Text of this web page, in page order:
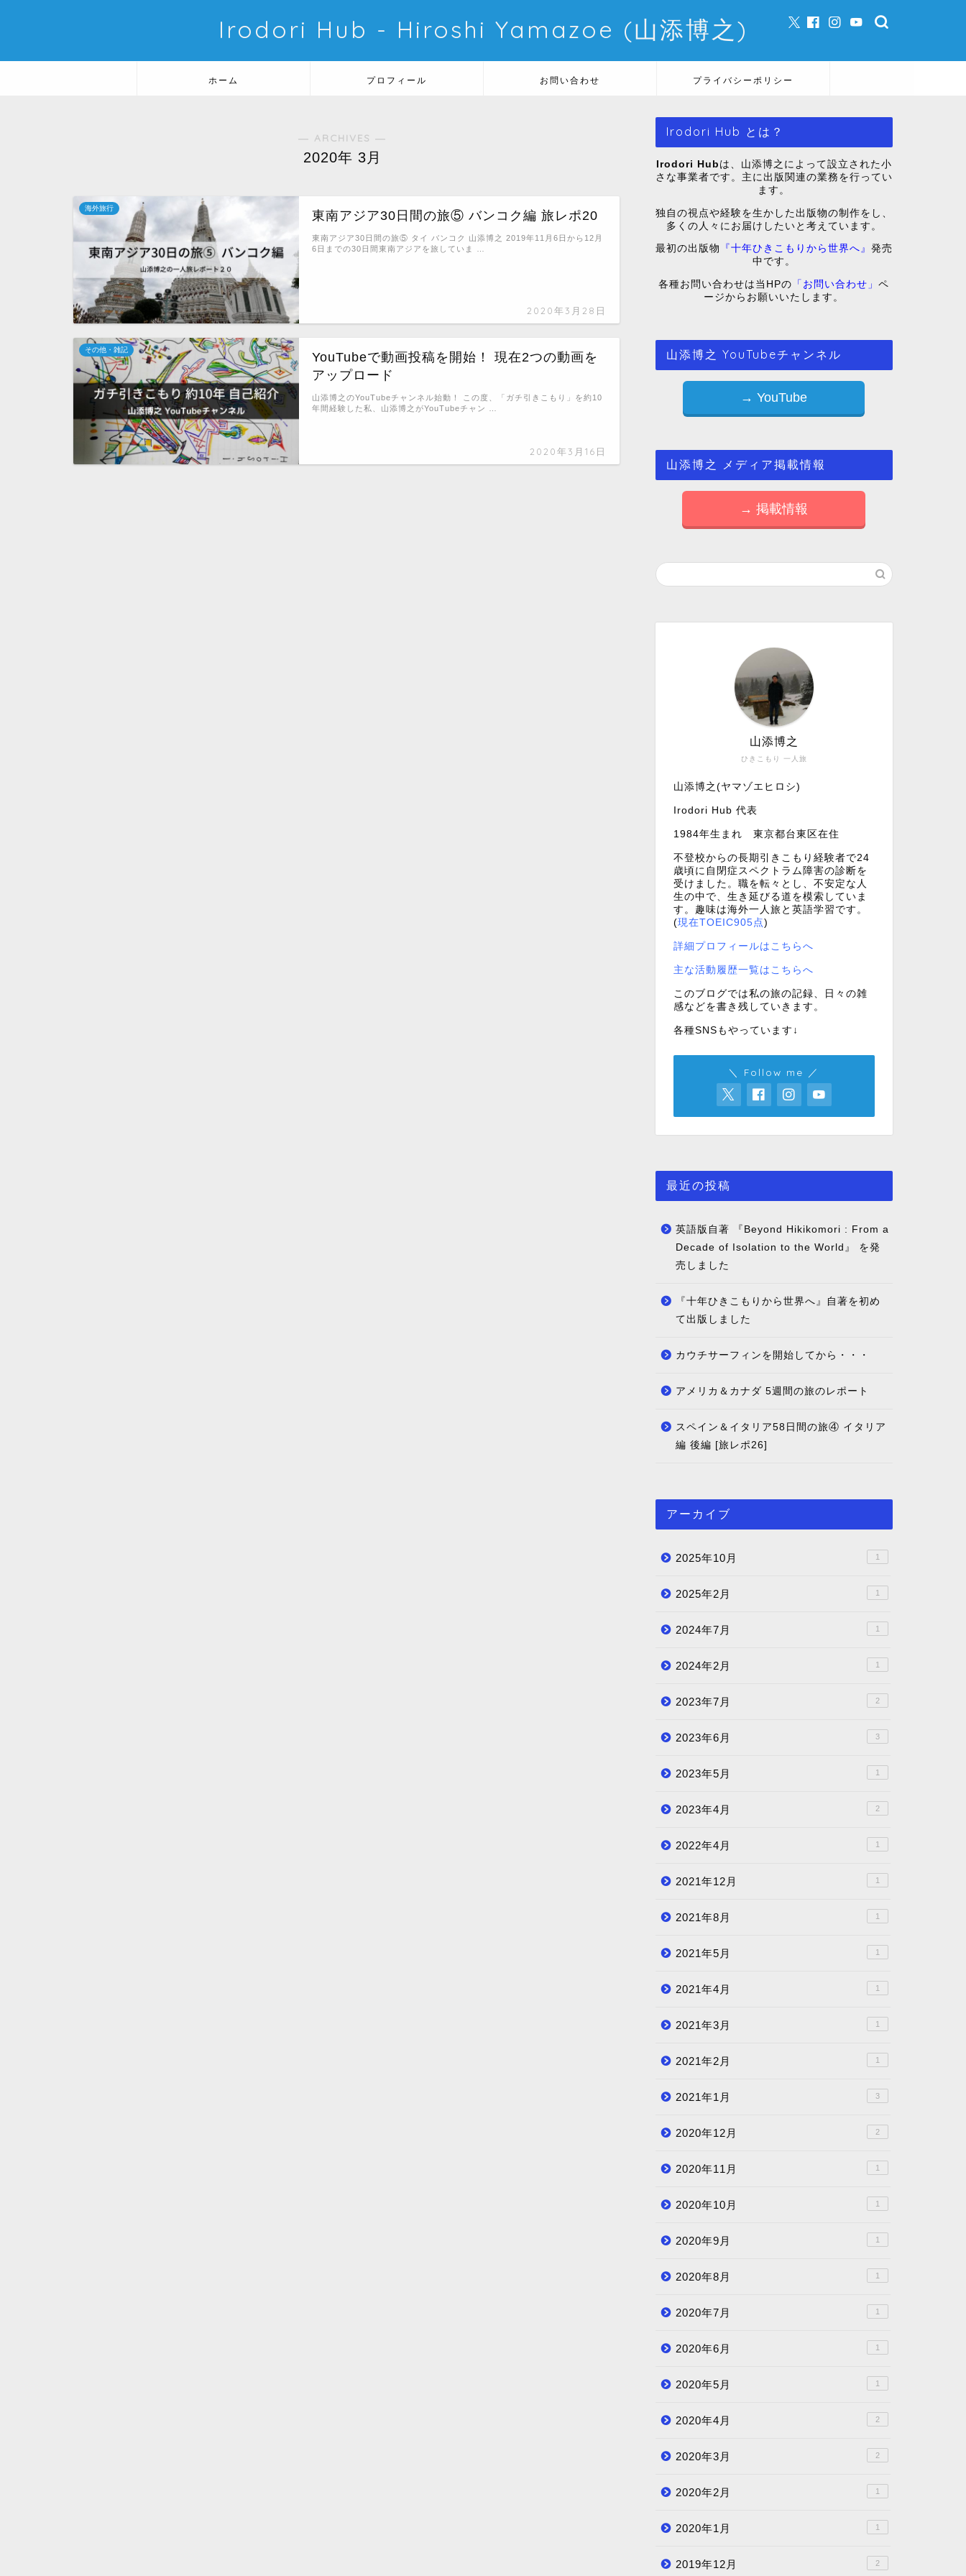
Irodori Hub - Hiroshi Yamazoe (山添博之)
ホーム プロフィール お問い合わせ プライバシーポリシー
― ARCHIVES ―
2020年 3月
海外旅行
東南アジア30日間の旅⑤ バンコク編 旅レポ20
2020年3月28日
東南アジア30日間の旅⑤ タイ バンコク 山添博之 2019年11月6日から12月
6日までの30日間東南アジアを旅していま …
その他・雑記
YouTubeで動画投稿を開始！ 現在2つの動画を
アップロード
2020年3月16日
山添博之のYouTubeチャンネル始動！ この度、「ガチ引きこもり」を約10
年間経験した私、山添博之がYouTubeチャン …
Irodori Hub とは？
Irodori Hub は、山添博之によって設立された小
さな事業者です。主に出版関連の業務を行ってい
ます。
独自の視点や経験を生かした出版物の制作をし、
多くの人々にお届けしたいと考えています。
最初の出版物 『十年ひきこもりから世界へ』 発売
中です。
各種お問い合わせは当HPの 「お問い合わせ」ペ
ージからお願いいたします。
山添博之 YouTubeチャンネル
→ YouTube
山添博之 メディア掲載情報
→ 掲載情報
ひきこもり 一人旅
山添博之
山添博之(ヤマゾエヒロシ)
Irodori Hub 代表
1984年生まれ 東京都台東区在住
不登校からの長期引きこもり経験者で24
歳頃に自閉症スペクトラム障害の診断を
受けました。職を転々とし、不安定な人
生の中で、生き延びる道を模索していま
す。趣味は海外一人旅と英語学習です。
(現在TOEIC905点)
詳細プロフィールはこちらへ
主な活動履歴一覧はこちらへ
このブログでは私の旅の記録、日々の雑
感などを書き残していきます。
各種SNSもやっています↓
＼ Follow me ／
最近の投稿
英語版自著 『Beyond Hikikomori : From a
Decade of Isolation to the World』 を発
売しました
『十年ひきこもりから世界へ』自著を初め
て出版しました
カウチサーフィンを開始してから・・・
アメリカ＆カナダ 5週間の旅のレポート
スペイン＆イタリア58日間の旅④ イタリア
編 後編 [旅レポ26]
アーカイブ
2025年10月 1
2025年2月 1
2024年7月 1
2024年2月 1
2023年7月 2
2023年6月 3
2023年5月 1
2023年4月 2
2022年4月 1
2021年12月 1
2021年8月 1
2021年5月 1
2021年4月 1
2021年3月 1
2021年2月 1
2021年1月 3
2020年12月 2
2020年11月 1
2020年10月 1
2020年9月 1
2020年8月 1
2020年7月 1
2020年6月 1
2020年5月 1
2020年4月 2
2020年3月 2
2020年2月 1
2020年1月 1
2019年12月 2